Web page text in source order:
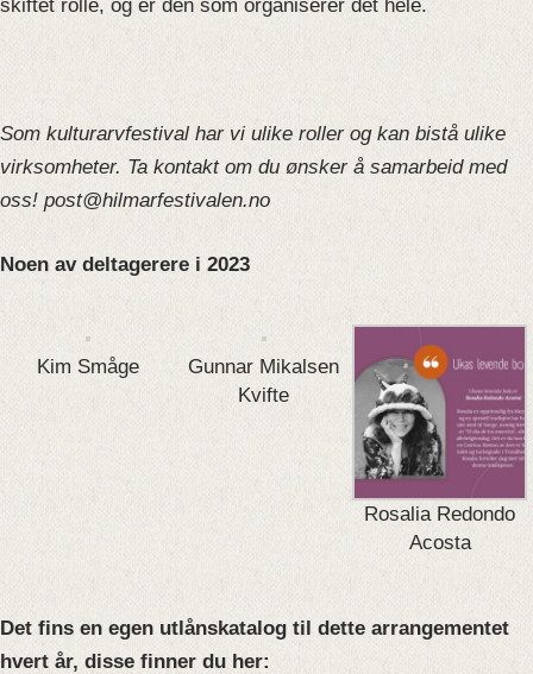
skiftet rolle, og er den som organiserer det hele.
Som kulturarvfestival har vi ulike roller og kan bistå ulike
virksomheter. Ta kontakt om du ønsker å samarbeid med
oss! post@hilmarfestivalen.no
Noen av deltagerere i 2023
Kim Småge
Gunnar Mikalsen
Kvifte
Rosalia Redondo
Acosta
Det fins en egen utlånskatalog til dette arrangementet
hvert år, disse finner du her: